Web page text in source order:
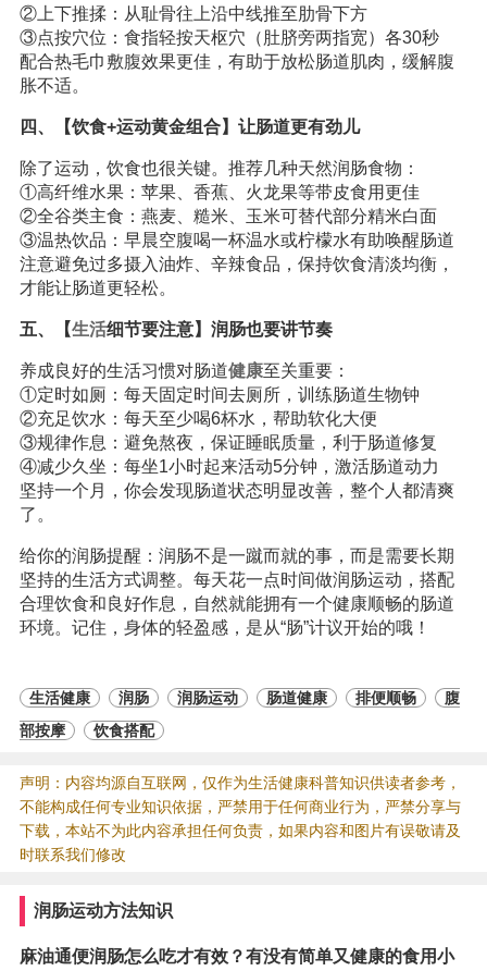
②上下推揉：从耻骨往上沿中线推至肋骨下方
③点按穴位：食指轻按天枢穴（肚脐旁两指宽）各30秒
配合热毛巾敷腹效果更佳，有助于放松肠道肌肉，缓解腹
胀不适。
四、【饮食+运动黄金组合】让肠道更有劲儿
除了运动，饮食也很关键。推荐几种天然润肠食物：
①高纤维水果：苹果、香蕉、火龙果等带皮食用更佳
②全谷类主食：燕麦、糙米、玉米可替代部分精米白面
③温热饮品：早晨空腹喝一杯温水或柠檬水有助唤醒肠道
注意避免过多摄入油炸、辛辣食品，保持饮食清淡均衡，
才能让肠道更轻松。
五、【生活细节要注意】润肠也要讲节奏
养成良好的生活习惯对肠道健康至关重要：
①定时如厕：每天固定时间去厕所，训练肠道生物钟
②充足饮水：每天至少喝6杯水，帮助软化大便
③规律作息：避免熬夜，保证睡眠质量，利于肠道修复
④减少久坐：每坐1小时起来活动5分钟，激活肠道动力
坚持一个月，你会发现肠道状态明显改善，整个人都清爽
了。
给你的润肠提醒：润肠不是一蹴而就的事，而是需要长期
坚持的生活方式调整。每天花一点时间做润肠运动，搭配
合理饮食和良好作息，自然就能拥有一个健康顺畅的肠道
环境。记住，身体的轻盈感，是从“肠”计议开始的哦！
生活健康 润肠 润肠运动 肠道健康 排便顺畅
腹
部按摩
饮食搭配
声明：内容均源自互联网，仅作为生活健康科普知识供读者参考，
不能构成任何专业知识依据，严禁用于任何商业行为，严禁分享与
下载，本站不为此内容承担任何负责，如果内容和图片有误敬请及
时联系我们修改
润肠运动方法知识
麻油通便润肠怎么吃才有效？有没有简单又健康的食用小